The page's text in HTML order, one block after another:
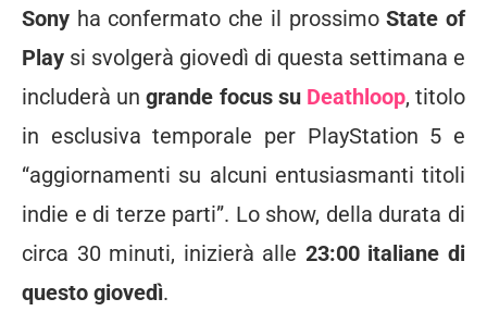
Sony ha confermato che il prossimoState of
Play si svolgerà giovedì di questa settimana e
includerà ungrande focus su Deathloop, titolo
in esclusiva temporale per PlayStation 5 e
“aggiornamenti su alcuni entusiasmanti titoli
indie e di terze parti”. Lo show, della durata di
circa 30 minuti, inizierà alle 23:00 italiane di
questo giovedì.